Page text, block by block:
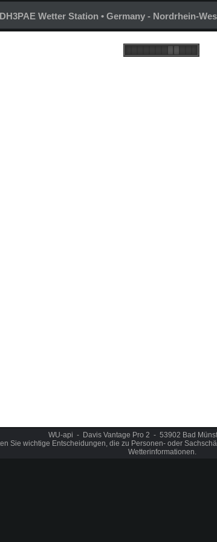
DH3PAE Wetter Station • Germany - Nordrhein-
WU-api - Davis Vantage Pro 2 - 53902 Bad
Sie wichtige Entscheidungen, die zu Personen- oder
Wetterinformationen.